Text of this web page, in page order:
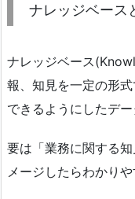
ナレッジベース
ナレッジベース
報、知見を一定の形
できるようにしたデー
要は「業務に関する
メージしたらわかりや